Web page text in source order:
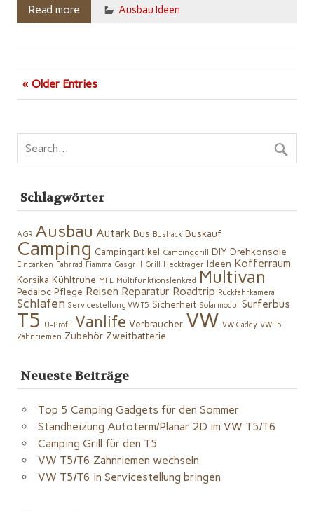
Read more Ausbau Ideen
« Older Entries
Schlagwörter
AGR Ausbau Autark Bus Bushack Buskauf
Camping Campingartikel Campinggrill DIY Drehkonsole
Einparken Fahrrad Fiamma Gasgrill Grill Heckträger Ideen Kofferraum
Korsika Kühltruhe MFL Multifunktionslenkrad Multivan
Pedaloc Pflege Reisen Reparatur Roadtrip Rückfahrkamera
Schlafen Servicestellung VW T5 Sicherheit Solarmodul Surferbus
T5 U-Profil Vanlife Verbraucher VW VW Caddy VW T5
Zahnriemen Zubehör Zweitbatterie
Neueste Beiträge
Top 5 Camping Gadgets für den Sommer
Standheizung Autoterm/Planar 2D im VW T5/T6
Camping Grill für den T5
VW T5/T6 Zahnriemen wechseln
VW T5/T6 in Servicestellung bringen